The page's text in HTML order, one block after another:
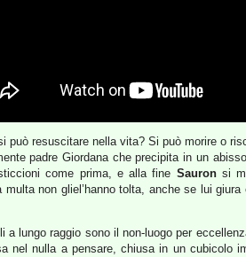
può resuscitare nella vita? Si può morire o
padre Giordana che precipita in un
come prima, e alla fine Sauronsi
multa non gliel’hanno tolta, anche se lui
a lungo raggio sono il non-luogo per
nel nulla a pensare, chiusa in un cubicolo